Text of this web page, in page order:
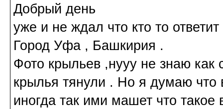
Добрый день
уже и не ждал что кто то ответит
Город Уфа , Башкирия .
Фото крыльев ,нууу не знаю как
крылья тянули . Но я думаю что
иногда так ими машет что такое